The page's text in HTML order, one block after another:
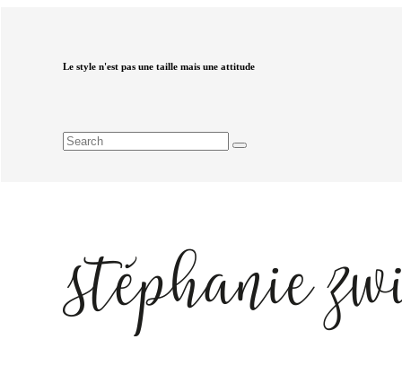
Le style n'est pas une taille mais une attitude